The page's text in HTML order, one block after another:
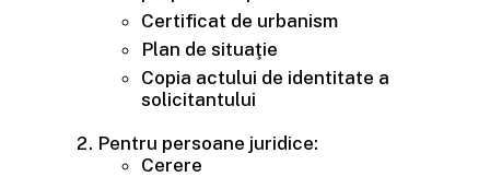
Certificat de urbanism
Plan de situaţie
Copia actului de identitate a
solicitantului
Pentru persoane juridice:
Cerere